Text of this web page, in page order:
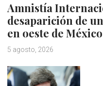
Amnistía
desaparición de
en oeste de México
5 agosto, 2026